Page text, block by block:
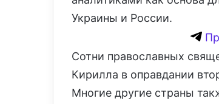
Украины и России.
Сотни православных
Кирилла в оправдании
Многие другие страны